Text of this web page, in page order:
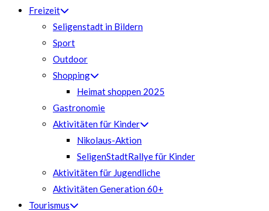
Freizeit
Seligenstadt in Bildern
Sport
Outdoor
Shopping
Heimat shoppen 2025
Gastronomie
Aktivitäten für Kinder
Nikolaus-Aktion
SeligenStadtRallye für Kinder
Aktivitäten für Jugendliche
Aktivitäten Generation 60+
Tourismus